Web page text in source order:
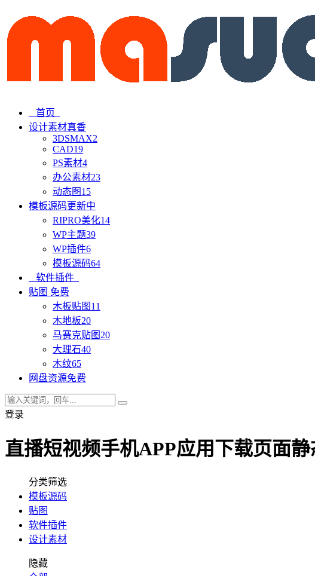
首页
设计素材真香
3DSMAX2
CAD19
PS素材4
办公素材23
动态图 15
模板源码更新中
RIPRO美化14
WP主题39
WP插件6
模板源码64
软件插件
贴图 免费
木板贴图 11
木地板20
马赛克贴图 20
大理石40
木纹65
网盘资源免费
登录
直播短视频手机APP应用下载页面
分类筛选
模板源码
贴图
软件插件
设计素材
隐藏